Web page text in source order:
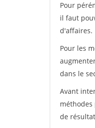
Pour
il faut
d'affaires.
Pour les
dans le
Avant
de